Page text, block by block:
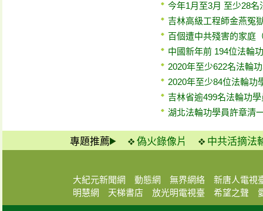
今年1月至3月 至少28名
吉林高級工程師金燕冤
百個遭中共殘害的家庭
中國新年前 194位法輪
2020年至少622名法輪
2020年至少84位法輪功
吉林省逾499名法輪功
湖北法輪功學員許章清
專題推薦 偽火錄像片 中共活摘法
大紀元新聞網 動態網 無界網絡
新唐人電視
明慧網
天梯書店 放光明電視臺 希望之聲